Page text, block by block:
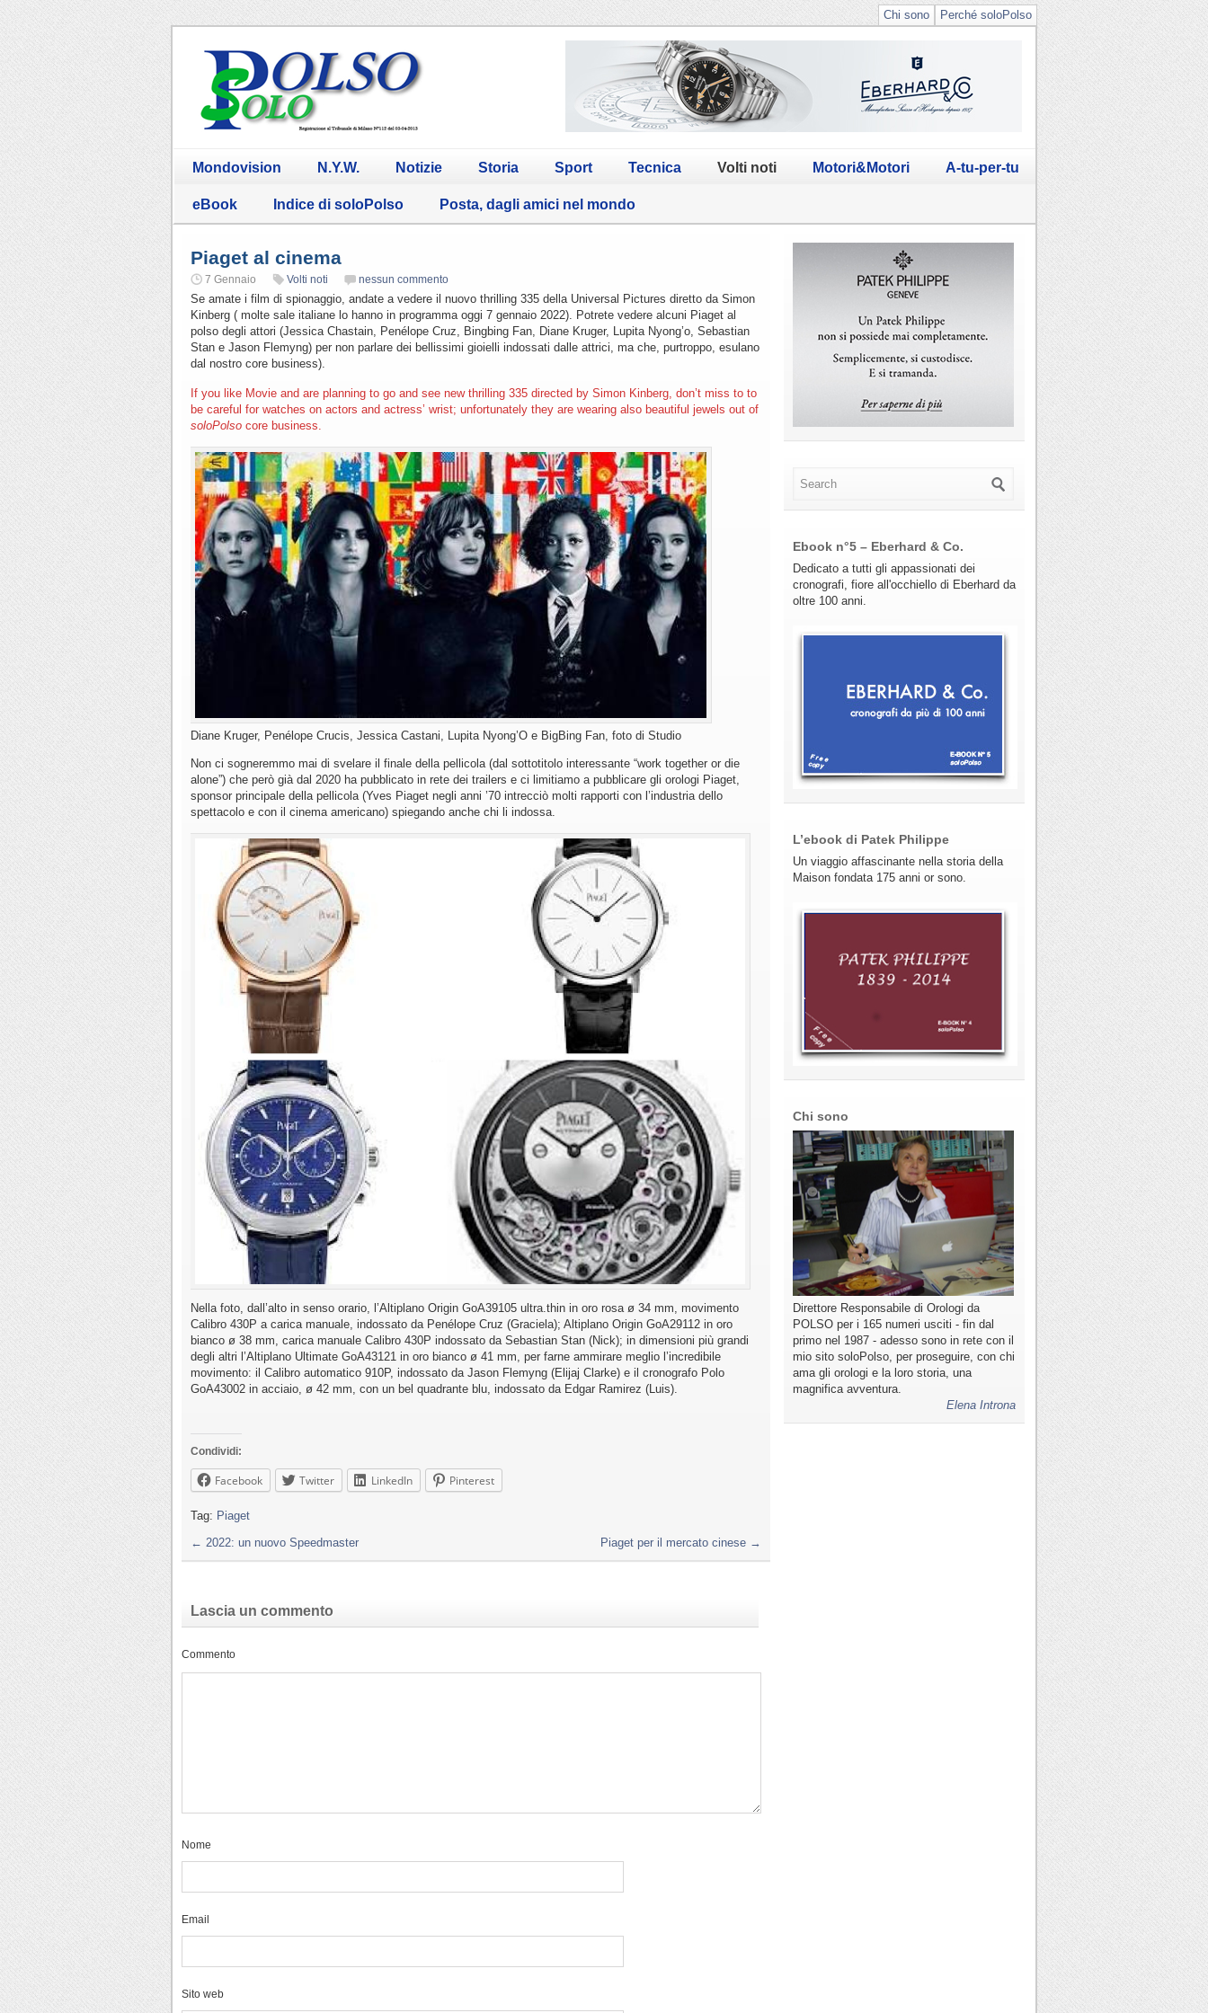
Perché soloPolso
Chi sono
Mondovision N.Y.W. Notizie Storia Sport Tecnica Volti noti Motori&Motori A-tu-per-tu
eBook Indice di soloPolso Posta, dagli amici nel mondo
Piaget al cinema
7 Gennaio Volti noti nessun commento
Se amate i film di spionaggio, andate a vedere il nuovo thrilling 335 della Universal Pictures diretto da Simon
Kinberg ( molte sale italiane lo hanno in programma oggi 7 gennaio 2022). Potrete vedere alcuni Piaget al
polso degli attori (Jessica Chastain, Penélope Cruz, Bingbing Fan, Diane Kruger, Lupita Nyong’o, Sebastian
Stan e Jason Flemyng) per non parlare dei bellissimi gioielli indossati dalle attrici, ma che, purtroppo, esulano
dal nostro core business).
If you like Movie and are planning to go and see new thrilling 335 directed by Simon Kinberg, don’t miss to to
be careful for watches on actors and actress’ wrist; unfortunately they are wearing also beautiful jewels out of
soloPolso core business.
Diane Kruger, Penélope Crucis, Jessica Castani, Lupita Nyong’O e BigBing Fan, foto di Studio
Non ci sogneremmo mai di svelare il finale della pellicola (dal sottotitolo interessante “work together or die
alone”) che però già dal 2020 ha pubblicato in rete dei trailers e ci limitiamo a pubblicare gli orologi Piaget,
sponsor principale della pellicola (Yves Piaget negli anni ’70 intrecciò molti rapporti con l’industria dello
spettacolo e con il cinema americano) spiegando anche chi li indossa.
Nella foto, dall’alto in senso orario, l’Altiplano Origin GoA39105 ultra.thin in oro rosa ø 34 mm, movimento
Calibro 430P a carica manuale, indossato da Penélope Cruz (Graciela); Altiplano Origin GoA29112 in oro
bianco ø 38 mm, carica manuale Calibro 430P indossato da Sebastian Stan (Nick); in dimensioni più grandi
degli altri l’Altiplano Ultimate GoA43121 in oro bianco ø 41 mm, per farne ammirare meglio l’incredibile
movimento: il Calibro automatico 910P, indossato da Jason Flemyng (Elijaj Clarke) e il cronografo Polo
GoA43002 in acciaio, ø 42 mm, con un bel quadrante blu, indossato da Edgar Ramirez (Luis).
Condividi:
Facebook Twitter LinkedIn Pinterest
Tag: Piaget
← 2022: un nuovo Speedmaster Piaget per il mercato cinese →
Lascia un commento
Commento
Nome
Email
Sito web
Ebook n°5 – Eberhard & Co.
Dedicato a tutti gli appassionati dei
cronografi, fiore all'occhiello di Eberhard da
oltre 100 anni.
L’ebook di Patek Philippe
Un viaggio affascinante nella storia della
Maison fondata 175 anni or sono.
Chi sono
Direttore Responsabile di Orologi da
POLSO per i 165 numeri usciti - fin dal
primo nel 1987 - adesso sono in rete con il
mio sito soloPolso, per proseguire, con chi
ama gli orologi e la loro storia, una
magnifica avventura.
Elena Introna